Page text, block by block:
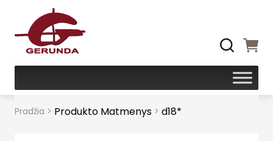
Pradžia > Produkto Matmenys > d18*